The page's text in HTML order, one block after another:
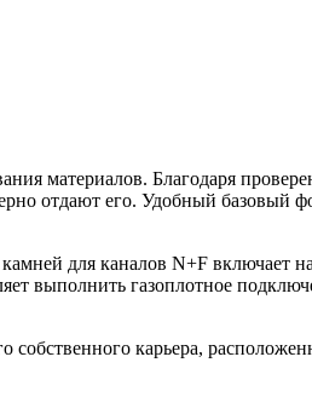
материалов. Благодаря
отдают его. Удобный базовый
для каналов N+F включает
выполнить газоплотное
собственного карьера,